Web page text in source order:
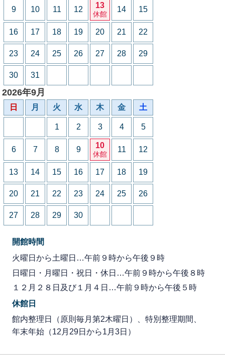
9 10 11 12 13
休館
14 15
16 17 18 19 20 21 22
23 24 25 26 27 28 29
30 31
2026年9月
日 月 火 水 木 金 土
1 2 3 4 5
6 7 8 9 10
休館
11 12
13 14 15 16 17 18 19
20 21 22 23 24 25 26
27 28 29 30
開館時間
火曜日から土曜日…午前９時から午後９時
日曜日・月曜日・祝日・休日…午前９時から午後８時
１２月２８日及び１月４日…午前９時から午後５時
休館日
館内整理日（原則毎月第2木曜日）、特別整理期間、
年末年始（12月29日から1月3日）